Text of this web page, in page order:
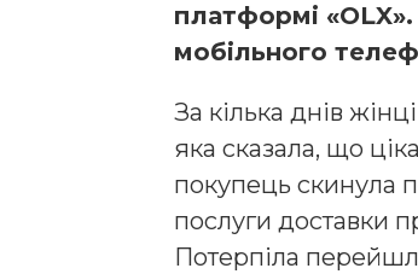
платформі
мобільного
За кілька днів
яка сказала, що
покупець скинула
послуги доставки
Потерпіла